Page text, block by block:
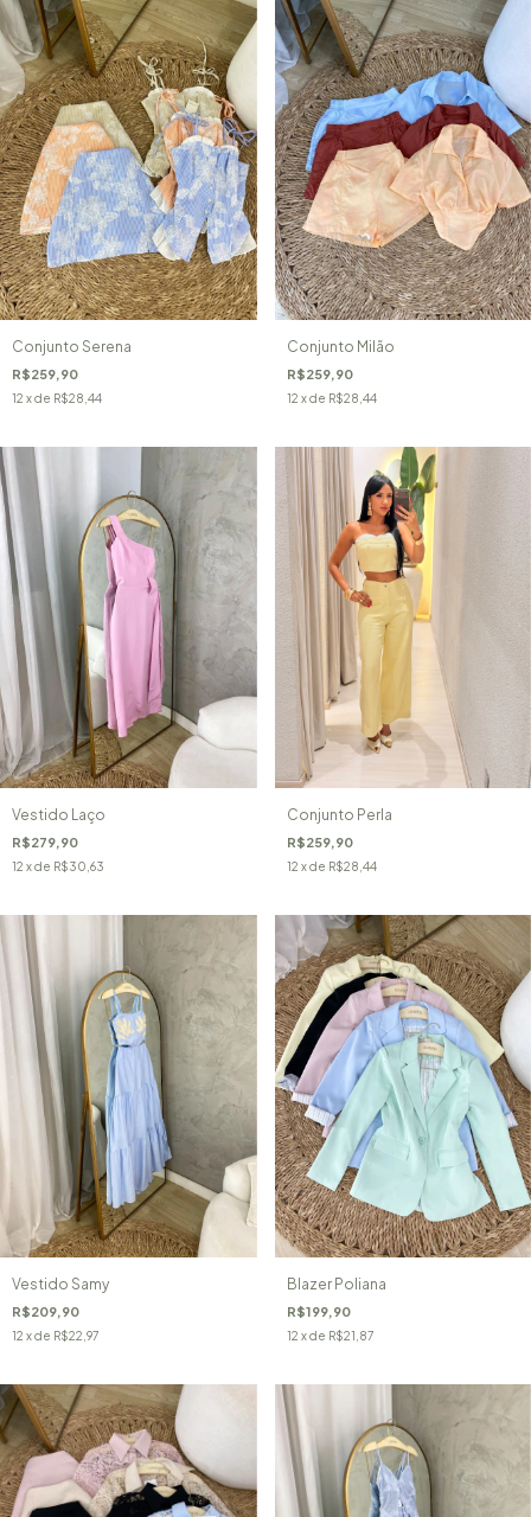
Conjunto Serena
R$259,90
12 x de R$28,44
Conjunto Milão
R$259,90
12 x de R$28,44
Vestido Laço
R$279,90
12 x de R$30,63
Conjunto Perla
R$259,90
12 x de R$28,44
Vestido Samy
R$209,90
12 x de R$22,97
Blazer Poliana
R$199,90
12 x de R$21,87